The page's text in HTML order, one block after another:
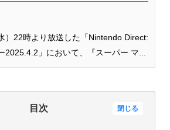
）22時より放送した「Nintendo Direct:
2025.4.2」において、『スーパー マ...
目次 閉じる